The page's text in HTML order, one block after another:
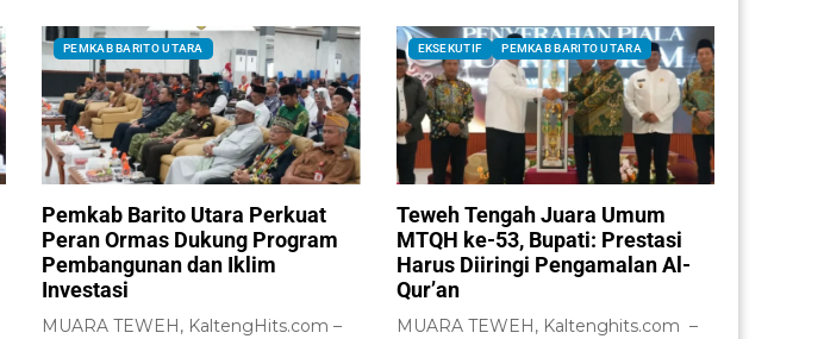
PEMKAB BARITO UTARA
Pemkab Barito Utara Perkuat
Peran Ormas Dukung Program
Pembangunan dan Iklim
Investasi
MUARA TEWEH, KaltengHits.com –
EKSEKUTIF PEMKAB BARITO UTARA
Teweh Tengah Juara Umum
MTQH ke-53, Bupati: Prestasi
Harus Diiringi Pengamalan Al-
Qur’an
MUARA TEWEH, Kaltenghits.com –